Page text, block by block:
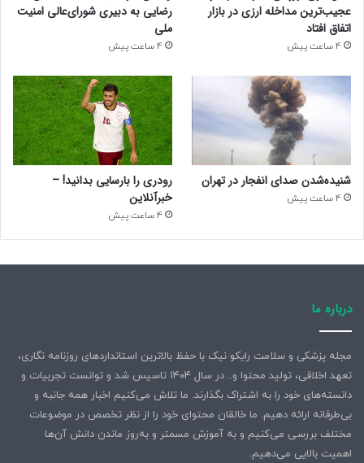
عجیب‌ترین مداخله ارزی در بازار
اتفاق افتاد
4 ساعت پیش
رضایی به دبیری شورای‌عالی امنیت
ملی
4 ساعت پیش
شنیده‌شدن صدای انفجار در تهران
4 ساعت پیش
رودری را بارسایی بدانید! –
خبرآنلاین
4 ساعت پیش
درباره ما
مجله پزشکی و سلامت رایکو نیک با حفظ بالاترین استانداردهای روزنامه نگاری،
تعهد اخلاقی، تولید محتوا و.. در سال ۱۴۰۴ تاسیس شد و توانست تجربیات و
دانسته‌های خود را به اشتراک بگذارند. ما تلاش می‌کنیم اخبار همه جانبه و
بی‌طرفانه ارائه دهیم. ما خالقان محتوای خود را از نظر تخصص در موضوعات
مختلف بررسی می‌کنیم و به آموزش مسمتر و به‌روز ماندن دانش آن‌ها
اهمیت بالایی می‌دهیم.